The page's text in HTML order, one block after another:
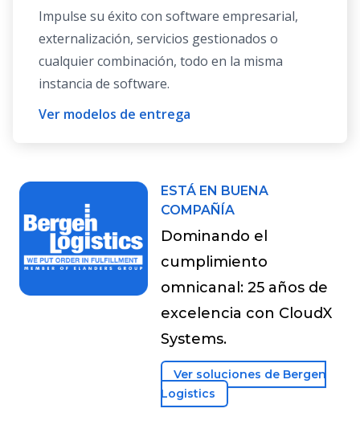
Impulse su éxito con software empresarial,
externalización, servicios gestionados o
cualquier combinación, todo en la misma
instancia de software.
Ver modelos de entrega
ESTÁ EN BUENA
COMPAÑÍA
Dominando el
cumplimiento
omnicanal: 25 años de
excelencia con CloudX
Systems.
Ver soluciones de Bergen
Logistics